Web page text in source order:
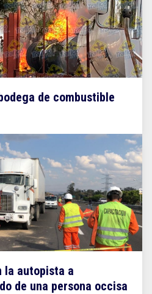
de combustible
la autopista a
de una persona occisa